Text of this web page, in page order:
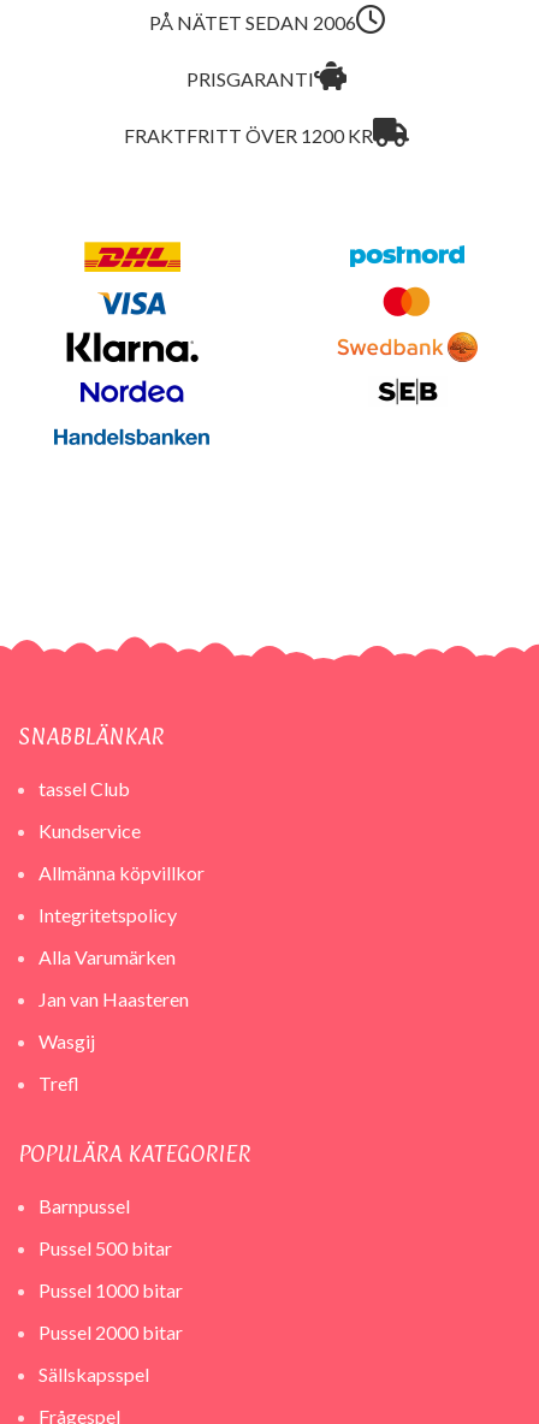
PÅ NÄTET SEDAN 2006
PRISGARANTI
FRAKTFRITT ÖVER 1200 KR
SNABBLÄNKAR
tassel Club
Kundservice
Allmänna köpvillkor
Integritetspolicy
Alla Varumärken
Jan van Haasteren
Wasgij
Trefl
POPULÄRA KATEGORIER
Barnpussel
Pussel 500 bitar
Pussel 1000 bitar
Pussel 2000 bitar
Sällskapsspel
Frågespel